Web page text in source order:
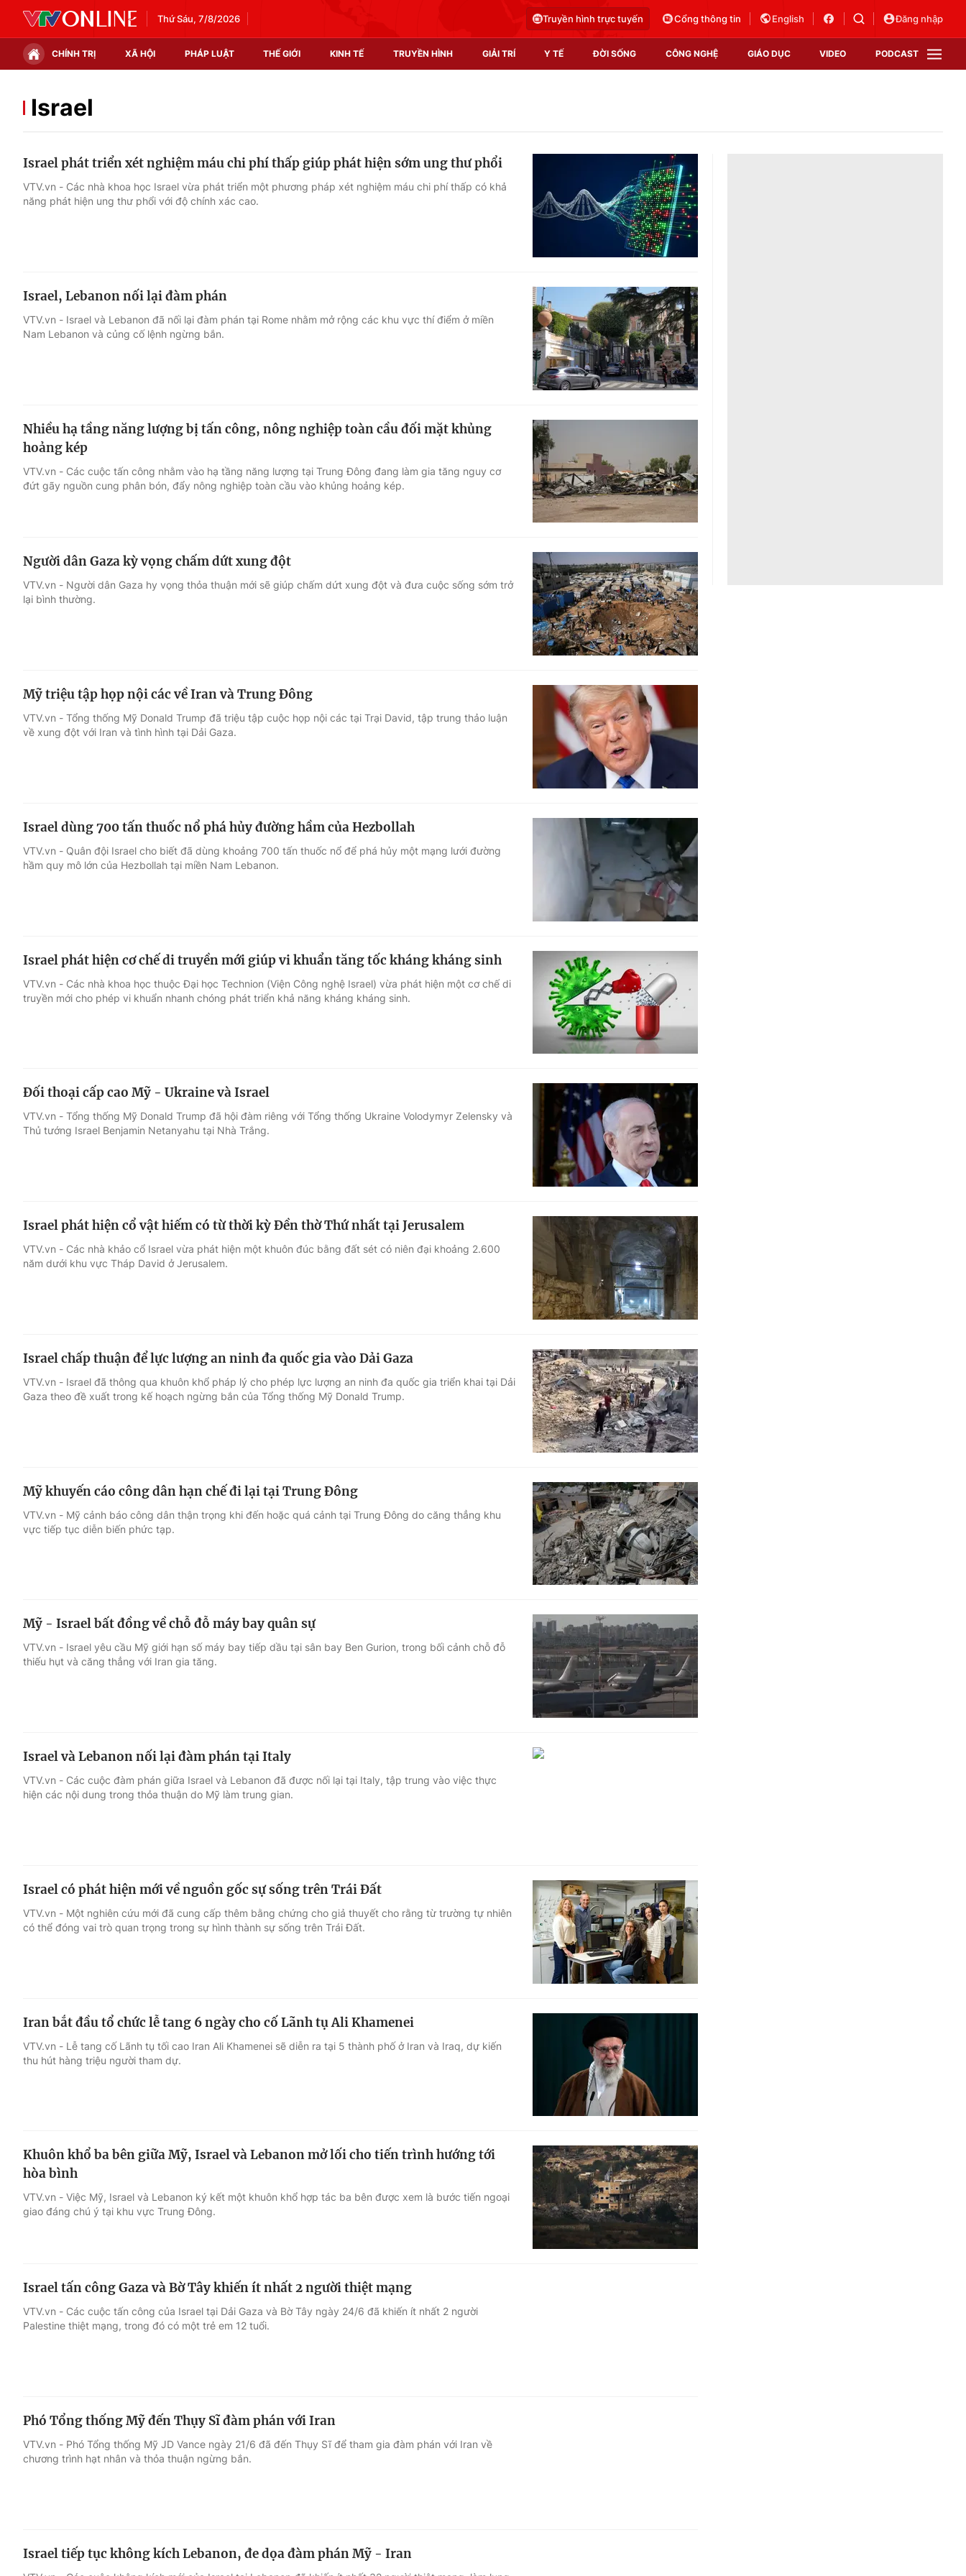
Thứ Sáu, 7/8/2026 Truyền hình trực tuyến Cổng thông tin English Đăng nhập
CHÍNH TRỊ XÃ HỘI PHÁP LUẬT THẾ GIỚI KINH TẾ TRUYỀN HÌNH GIẢI TRÍ Y TẾ ĐỜI SỐNG CÔNG NGHỆ GIÁO DỤC VIDEO PODCAST
Chính trị
Thế giới đó đây
Thị trường
Shorts video
EMagazine
Photo
Infographic
Góc ảnh
Điện ảnh
Âm nhạc
Sao
Du lịch
Chất lượng cuộc sống
Tuyển sinh
Công nghệ
Hitech Công nghệ tương lai
Sản phẩm
Thị trường
Tư vấn
VTV Sức khoẻ
Israel
Israel phát triển xét nghiệm máu chi phí thấp giúp phát hiện sớm ung thư phổi
VTV.vn - Các nhà khoa học Israel vừa phát triển một phương pháp xét nghiệm máu chi phí thấp có khả
năng phát hiện ung thư phổi với độ chính xác cao.
Israel, Lebanon nối lại đàm phán
VTV.vn - Israel và Lebanon đã nối lại đàm phán tại Rome nhằm mở rộng các khu vực thí điểm ở miền
Nam Lebanon và củng cố lệnh ngừng bắn.
Nhiều hạ tầng năng lượng bị tấn công, nông nghiệp toàn cầu đối mặt khủng
hoảng kép
VTV.vn - Các cuộc tấn công nhằm vào hạ tầng năng lượng tại Trung Đông đang làm gia tăng nguy cơ
đứt gãy nguồn cung phân bón, đẩy nông nghiệp toàn cầu vào khủng hoảng kép.
Người dân Gaza kỳ vọng chấm dứt xung đột
VTV.vn - Người dân Gaza hy vọng thỏa thuận mới sẽ giúp chấm dứt xung đột và đưa cuộc sống sớm trở
lại bình thường.
Mỹ triệu tập họp nội các về Iran và Trung Đông
VTV.vn - Tổng thống Mỹ Donald Trump đã triệu tập cuộc họp nội các tại Trại David, tập trung thảo luận
về xung đột với Iran và tình hình tại Dải Gaza.
Israel dùng 700 tấn thuốc nổ phá hủy đường hầm của Hezbollah
VTV.vn - Quân đội Israel cho biết đã dùng khoảng 700 tấn thuốc nổ để phá hủy một mạng lưới đường
hầm quy mô lớn của Hezbollah tại miền Nam Lebanon.
Israel phát hiện cơ chế di truyền mới giúp vi khuẩn tăng tốc kháng kháng sinh
VTV.vn - Các nhà khoa học thuộc Đại học Technion (Viện Công nghệ Israel) vừa phát hiện một cơ chế di
truyền mới cho phép vi khuẩn nhanh chóng phát triển khả năng kháng kháng sinh.
Đối thoại cấp cao Mỹ - Ukraine và Israel
VTV.vn - Tổng thống Mỹ Donald Trump đã hội đàm riêng với Tổng thống Ukraine Volodymyr Zelensky và
Thủ tướng Israel Benjamin Netanyahu tại Nhà Trắng.
Israel phát hiện cổ vật hiếm có từ thời kỳ Đền thờ Thứ nhất tại Jerusalem
VTV.vn - Các nhà khảo cổ Israel vừa phát hiện một khuôn đúc bằng đất sét có niên đại khoảng 2.600
năm dưới khu vực Tháp David ở Jerusalem.
Israel chấp thuận để lực lượng an ninh đa quốc gia vào Dải Gaza
VTV.vn - Israel đã thông qua khuôn khổ pháp lý cho phép lực lượng an ninh đa quốc gia triển khai tại Dải
Gaza theo đề xuất trong kế hoạch ngừng bắn của Tổng thống Mỹ Donald Trump.
Mỹ khuyến cáo công dân hạn chế đi lại tại Trung Đông
VTV.vn - Mỹ cảnh báo công dân thận trọng khi đến hoặc quá cảnh tại Trung Đông do căng thẳng khu
vực tiếp tục diễn biến phức tạp.
Mỹ - Israel bất đồng về chỗ đỗ máy bay quân sự
VTV.vn - Israel yêu cầu Mỹ giới hạn số máy bay tiếp dầu tại sân bay Ben Gurion, trong bối cảnh chỗ đỗ
thiếu hụt và căng thẳng với Iran gia tăng.
Israel và Lebanon nối lại đàm phán tại Italy
VTV.vn - Các cuộc đàm phán giữa Israel và Lebanon đã được nối lại tại Italy, tập trung vào việc thực
hiện các nội dung trong thỏa thuận do Mỹ làm trung gian.
Israel có phát hiện mới về nguồn gốc sự sống trên Trái Đất
VTV.vn - Một nghiên cứu mới đã cung cấp thêm bằng chứng cho giả thuyết cho rằng từ trường tự nhiên
có thể đóng vai trò quan trọng trong sự hình thành sự sống trên Trái Đất.
Iran bắt đầu tổ chức lễ tang 6 ngày cho cố Lãnh tụ Ali Khamenei
VTV.vn - Lễ tang cố Lãnh tụ tối cao Iran Ali Khamenei sẽ diễn ra tại 5 thành phố ở Iran và Iraq, dự kiến
thu hút hàng triệu người tham dự.
Khuôn khổ ba bên giữa Mỹ, Israel và Lebanon mở lối cho tiến trình hướng tới
hòa bình
VTV.vn - Việc Mỹ, Israel và Lebanon ký kết một khuôn khổ hợp tác ba bên được xem là bước tiến ngoại
giao đáng chú ý tại khu vực Trung Đông.
Israel tấn công Gaza và Bờ Tây khiến ít nhất 2 người thiệt mạng
VTV.vn - Các cuộc tấn công của Israel tại Dải Gaza và Bờ Tây ngày 24/6 đã khiến ít nhất 2 người
Palestine thiệt mạng, trong đó có một trẻ em 12 tuổi.
Phó Tổng thống Mỹ đến Thụy Sĩ đàm phán với Iran
VTV.vn - Phó Tổng thống Mỹ JD Vance ngày 21/6 đã đến Thụy Sĩ để tham gia đàm phán với Iran về
chương trình hạt nhân và thỏa thuận ngừng bắn.
Israel tiếp tục không kích Lebanon, đe dọa đàm phán Mỹ - Iran